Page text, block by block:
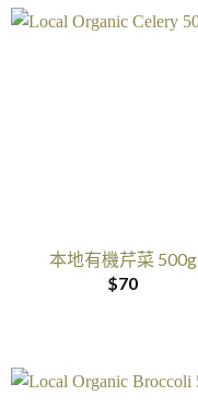
本地有機芹菜 500g
$70